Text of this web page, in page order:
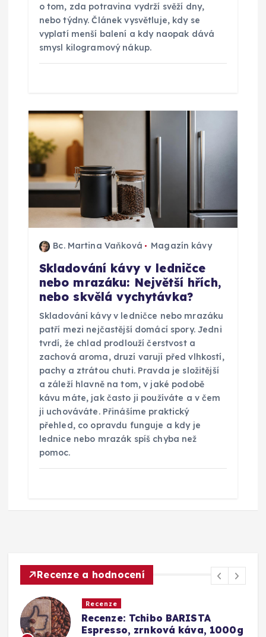
o tom, zda potravina vydrží svěží dny,
nebo týdny. Článek vysvětluje, kdy se
vyplatí menší balení a kdy naopak dává
smysl kilogramový nákup.
Bc. Martina Vaňková Magazín kávy
Skladování kávy v ledničce
nebo mrazáku: Největší hřích,
nebo skvělá vychytávka?
Skladování kávy v ledničce nebo mrazáku
patří mezi nejčastější domácí spory. Jedni
tvrdí, že chlad prodlouží čerstvost a
zachová aroma, druzí varují před vlhkostí,
pachy a ztrátou chuti. Pravda je složitější
a záleží hlavně na tom, v jaké podobě
kávu máte, jak často ji používáte a v čem
ji uchováváte. Přinášíme praktický
přehled, co opravdu funguje a kdy je
lednice nebo mrazák spíš chyba než
pomoc.
Recenze a hodnocení
Recenze
Srovnání a recenze: Tchibo
Barista Caffè Crema vs.